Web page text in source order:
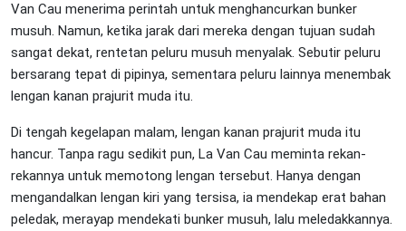
Van Cau menerima perintah untuk menghancurkan bunker
musuh. Namun, ketika jarak dari mereka dengan tujuan sudah
sangat dekat, rentetan peluru musuh menyalak. Sebutir peluru
bersarang tepat di pipinya, sementara peluru lainnya menembak
lengan kanan prajurit muda itu.
Di tengah kegelapan malam, lengan kanan prajurit muda itu
hancur. Tanpa ragu sedikit pun, La Van Cau meminta rekan-
rekannya untuk memotong lengan tersebut. Hanya dengan
mengandalkan lengan kiri yang tersisa, ia mendekap erat bahan
peledak, merayap mendekati bunker musuh, lalu meledakkannya.